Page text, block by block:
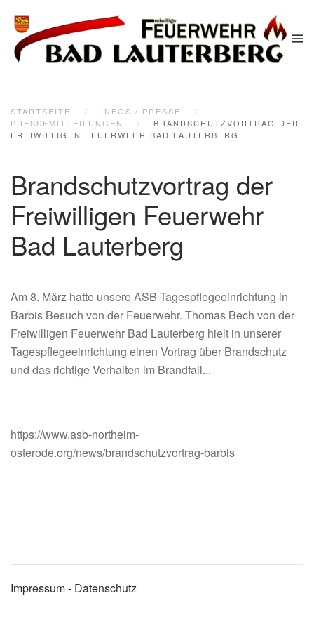
Zum Hauptinhalt springen
STARTSEITE
INFOS / PRESSE
PRESSEMITTEILUNGEN
BRANDSCHUTZVORTRAG DER
FREIWILLIGEN FEUERWEHR BAD LAUTERBERG
Brandschutzvortrag der
Freiwilligen Feuerwehr
Bad Lauterberg
Am 8. März hatte unsere ASB Tagespflegeeinrichtung in
Barbis Besuch von der Feuerwehr. Thomas Bech von der
Freiwilligen Feuerwehr Bad Lauterberg hielt in unserer
Tagespflegeeinrichtung einen Vortrag über Brandschutz
und das richtige Verhalten im Brandfall...
https://www.asb-northeim-
osterode.org/news/brandschutzvortrag-barbis
Impressum - Datenschutz